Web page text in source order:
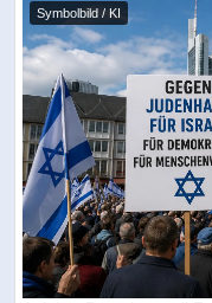
Symbolbild / KI